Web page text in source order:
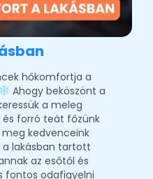
hőkomfortja a
Ahogy beköszönt a
a meleg
forró teát főzünk
kedvenceink
lakásban tartott
az esőtől és
fontos odafigyelni